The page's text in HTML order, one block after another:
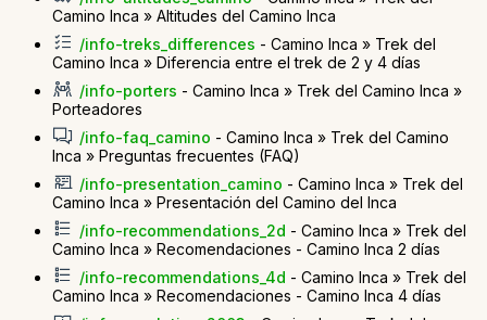
Camino Inca » Altitudes del Camino Inca
/info-treks_differences - Camino Inca » Trek del
Camino Inca » Diferencia entre el trek de 2 y 4 días
/info-porters - Camino Inca » Trek del Camino Inca »
Porteadores
/info-faq_camino - Camino Inca » Trek del Camino
Inca » Preguntas frecuentes (FAQ)
/info-presentation_camino - Camino Inca » Trek del
Camino Inca » Presentación del Camino del Inca
/info-recommendations_2d - Camino Inca » Trek del
Camino Inca » Recomendaciones - Camino Inca 2 días
/info-recommendations_4d - Camino Inca » Trek del
Camino Inca » Recomendaciones - Camino Inca 4 días